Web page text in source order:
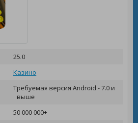
25.0
Казино
Требуемая версия Android - 7.0 и
выше
50 000 000+